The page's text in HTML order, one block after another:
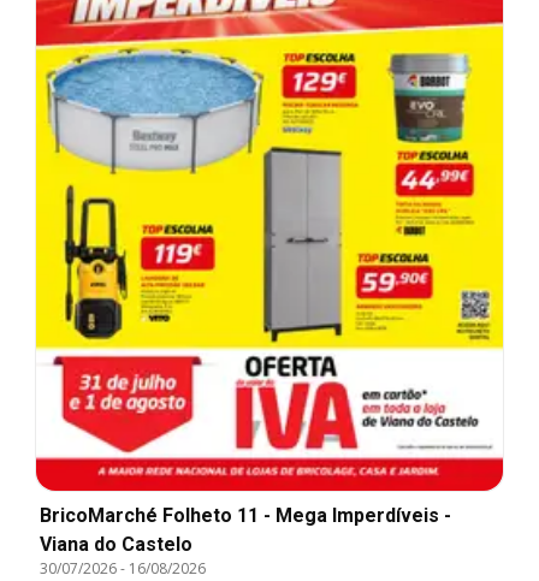
BricoMarché Folheto 11 - Mega Imperdíveis -
Viana do Castelo
30/07/2026- 16/08/2026